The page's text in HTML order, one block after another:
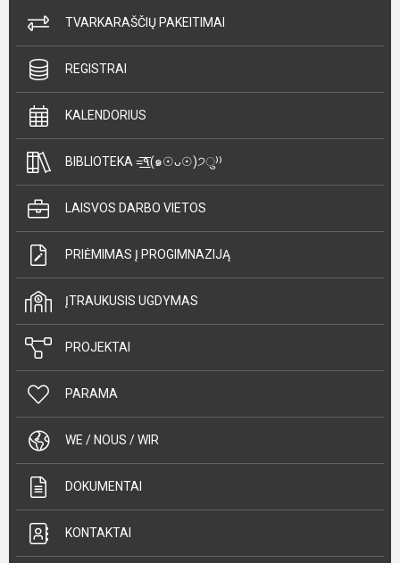
TVARKARAŠČIŲ PAKEITIMAI
REGISTRAI
KALENDORIUS
BIBLIOTEKA =͟͟͞͞٩(๑☉ᴗ☉)੭ु⁾⁾
LAISVOS DARBO VIETOS
PRIĖMIMAS Į PROGIMNAZIJĄ
ĮTRAUKUSIS UGDYMAS
PROJEKTAI
PARAMA
WE / NOUS / WIR
DOKUMENTAI
KONTAKTAI